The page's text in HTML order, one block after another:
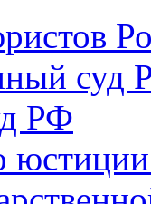
суд
РФ